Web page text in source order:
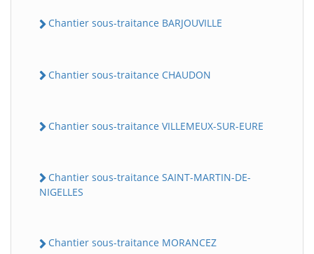
Chantier sous-traitance BARJOUVILLE
Chantier sous-traitance CHAUDON
Chantier sous-traitance VILLEMEUX-SUR-EURE
Chantier sous-traitance SAINT-MARTIN-DE-
NIGELLES
Chantier sous-traitance MORANCEZ